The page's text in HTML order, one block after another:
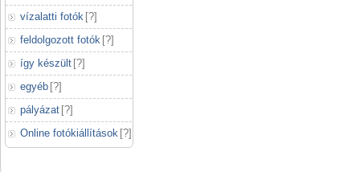
vízalatti fotók [?]
feldolgozott fotók [?]
így készült [?]
egyéb [?]
pályázat [?]
Online fotókiállítások [?]